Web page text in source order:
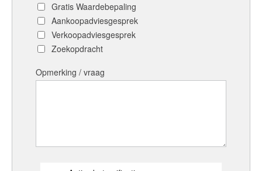
Gratis Waardebepaling
Aankoopadviesgesprek
Verkoopadviesgesprek
Zoekopdracht
Opmerking / vraag